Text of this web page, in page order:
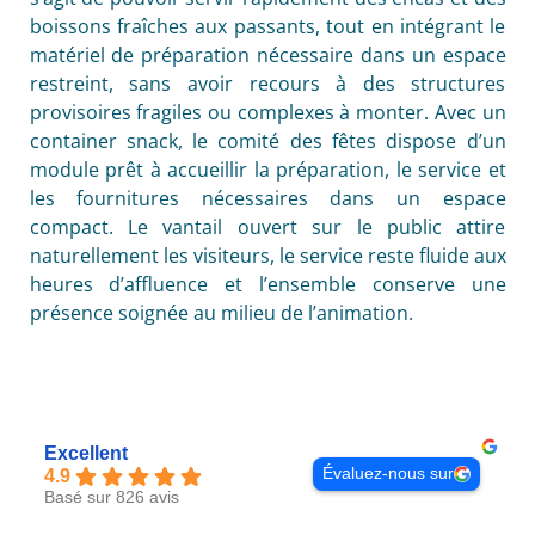
boissons fraîches aux passants, tout en intégrant le
matériel de préparation nécessaire dans un espace
restreint, sans avoir recours à des structures
provisoires fragiles ou complexes à monter. Avec un
container snack, le comité des fêtes dispose d’un
module prêt à accueillir la préparation, le service et
les fournitures nécessaires dans un espace
compact. Le vantail ouvert sur le public attire
naturellement les visiteurs, le service reste fluide aux
heures d’affluence et l’ensemble conserve une
présence soignée au milieu de l’animation.
Excellent
4.9
Basé sur 826 avis
Évaluez-nous sur